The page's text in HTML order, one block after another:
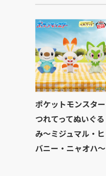
ポケットモンスター
つれてってぬいぐる
み～ミジュマル・ヒ
バニー・ニャオハ～